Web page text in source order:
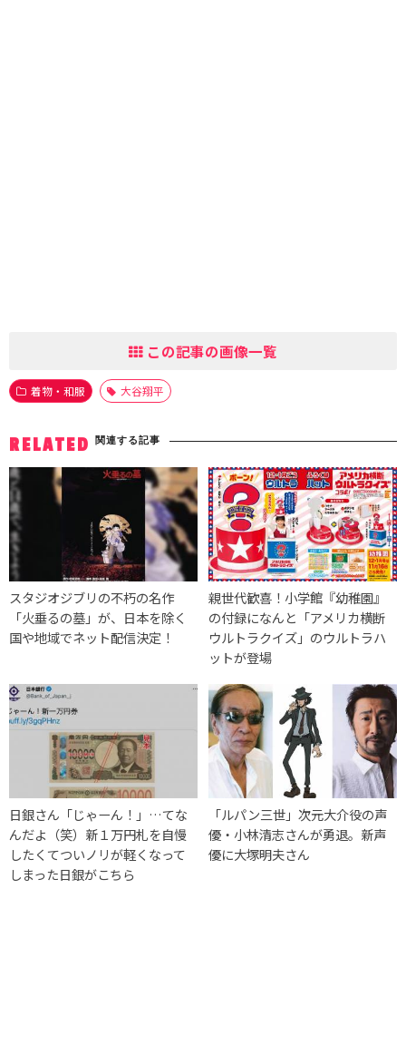
この記事の画像一覧
着物・和服 大谷翔平
RELATED 関連する記事
スタジオジブリの不朽の名作
「火垂るの墓」が、日本を除く
国や地域でネット配信決定！
親世代歓喜！小学館『幼稚園』
の付録になんと「アメリカ横断
ウルトラクイズ」のウルトラハ
ットが登場
日銀さん「じゃーん！」…てな
んだよ（笑）新１万円札を自慢
したくてついノリが軽くなって
しまった日銀がこちら
「ルパン三世」次元大介役の声
優・小林清志さんが勇退。新声
優に大塚明夫さん